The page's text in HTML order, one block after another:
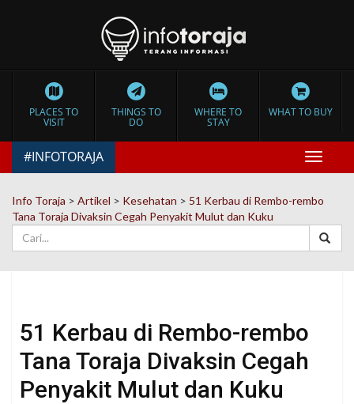
PLACES TO
VISIT
THINGS TO
DO
WHERE TO
STAY
WHAT TO BUY
Toggle
#INFOTORAJA
Info Toraja > Artikel > Kesehatan > 51 Kerbau di Rembo-rembo
Tana Toraja Divaksin Cegah Penyakit Mulut dan Kuku
51 Kerbau di Rembo-rembo
Tana Toraja Divaksin Cegah
Penyakit Mulut dan Kuku